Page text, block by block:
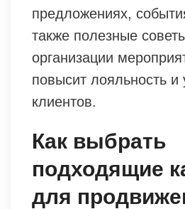
предложениях,
также полезные
организации
повысит лояльность и
клиентов.
Как выбрать
подходящие
для